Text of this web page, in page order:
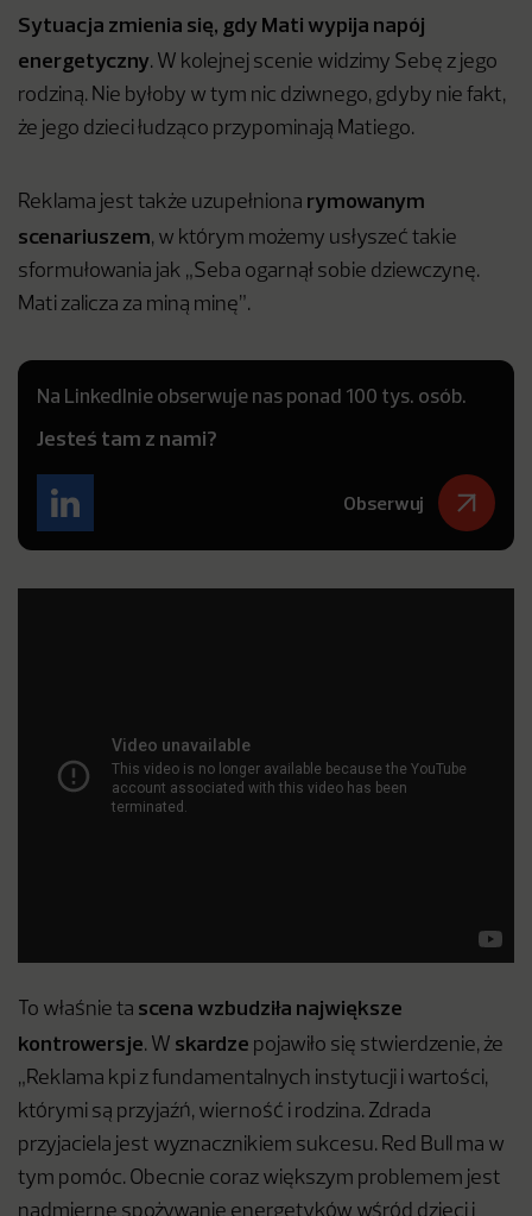
Sytuacja zmienia się, gdy Mati wypija napój
energetyczny. W kolejnej scenie widzimy Sebę z jego
rodziną. Nie byłoby w tym nic dziwnego, gdyby nie fakt,
że jego dzieci łudząco przypominają Matiego.
Reklama jest także uzupełniona rymowanym
scenariuszem, w którym możemy usłyszeć takie
sformułowania jak „Seba ogarnął sobie dziewczynę.
Mati zalicza za miną minę”.
Na LinkedInie obserwuje nas ponad 100 tys. osób.
Jesteś tam z nami?
Obserwuj
To właśnie ta scena wzbudziła największe
kontrowersje. W skardze pojawiło się stwierdzenie, że
„Reklama kpi z fundamentalnych instytucji i wartości,
którymi są przyjaźń, wierność i rodzina. Zdrada
przyjaciela jest wyznacznikiem sukcesu. Red Bull ma w
tym pomóc. Obecnie coraz większym problemem jest